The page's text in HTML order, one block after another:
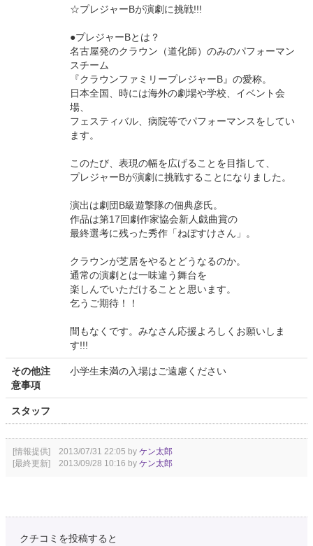
☆プレジャーBが演劇に挑戦!!!
●プレジャーBとは？
名古屋発のクラウン（道化師）のみのパフォーマン
スチーム
『クラウンファミリープレジャーB』の愛称。
日本全国、時には海外の劇場や学校、イベント会
場、
フェスティバル、病院等でパフォーマンスをしてい
ます。
このたび、表現の幅を広げることを目指して、
プレジャーBが演劇に挑戦することになりました。
演出は劇団B級遊撃隊の佃典彦氏。
作品は第17回劇作家協会新人戯曲賞の
最終選考に残った秀作「ねぼすけさん」。
クラウンが芝居をやるとどうなるのか。
通常の演劇とは一味違う舞台を
楽しんでいただけることと思います。
乞うご期待！！
間もなくです。みなさん応援よろしくお願いしま
す!!!
その他注
意事項
小学生未満の入場はご遠慮ください
スタッフ
[情報提供] 2013/07/31 22:05 by ケン太郎
[最終更新] 2013/09/28 10:16 by ケン太郎
クチコミを投稿すると